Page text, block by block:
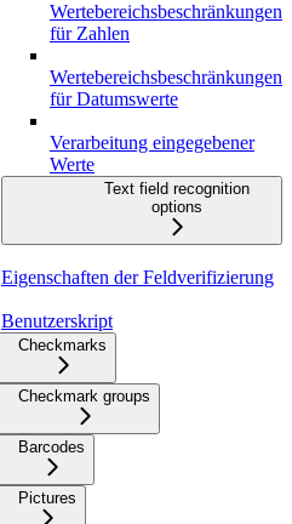
Wertebereichsbeschränkungen
für Zahlen
Wertebereichsbeschränkungen
für Datumswerte
Verarbeitung eingegebener
Werte
Text field recognition
options
Eigenschaften der Feldverifizierung
Benutzerskript
Checkmarks
Checkmark groups
Barcodes
Pictures